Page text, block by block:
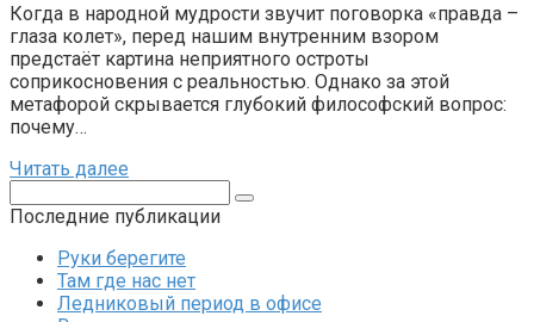
Когда в народной мудрости звучит поговорка «правда –
глаза колет», перед нашим внутренним взором
предстаёт картина неприятного остроты
соприкосновения с реальностью. Однако за этой
метафорой скрывается глубокий философский вопрос:
почему…
Читать далее
Последние публикации
Руки берегите
Там где нас нет
Ледниковый период в офисе